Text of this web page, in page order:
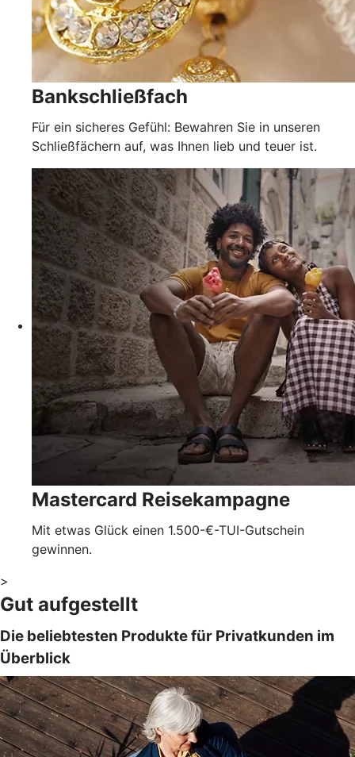
Bankschließfach
Für ein sicheres Gefühl: Bewahren Sie in unseren
Schließfächern auf, was Ihnen lieb und teuer ist.
Mastercard Reisekampagne
Mit etwas Glück einen 1.500-€-TUI-Gutschein
gewinnen.
>
Gut aufgestellt
Die beliebtesten Produkte für Privatkunden im
Überblick